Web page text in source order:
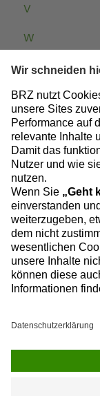
V
W
Zum Baublog
Datenschutz
Impressum